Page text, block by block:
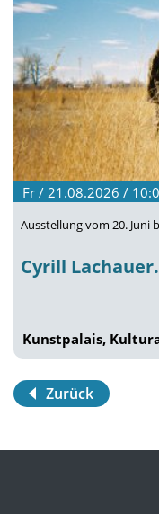
Fr / 21.08.2026 /
Ausstellung vom 20. Juni
Cyrill
Kunstpalais,
Zurück